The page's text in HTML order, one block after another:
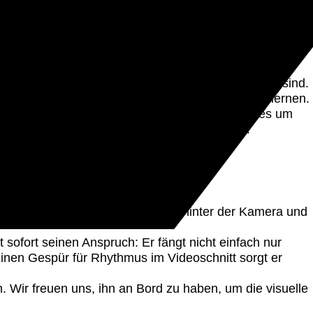
oder visuelle Konzepte – Nick
im Katastrophenschutz sowie in der Presse- und
und weiß, worauf es bei der Kommunikation für und
die authentisch, zielgerichtet und praxisnah sind.
sich weiterzuentwickeln und Neues zu lernen.
In seiner Freizeit dreht sich für ihn alles um
in seine Arbeit für CODEXBLAU einbringt.
Storytelling ist er das Auge hinter der Kamera und
sofort seinen Anspruch: Er fängt nicht einfach nur
Gespür für Rhythmus im Videoschnitt sorgt er
Wir freuen uns, ihn an Bord zu haben, um die visuelle